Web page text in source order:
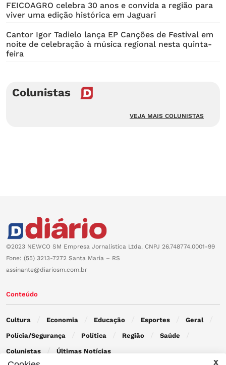
FEICOAGRO celebra 30 anos e convida a região para
viver uma edição histórica em Jaguari
Cantor Igor Tadielo lança EP Canções de Festival em
noite de celebração à música regional nesta quinta-
feira
Colunistas
VEJA MAIS COLUNISTAS
©2023 NEWCO SM Empresa Jornalística Ltda. CNPJ 26.748774.0001-99
Fone: (55) 3213-7272 Santa Maria – RS
assinante@diariosm.com.br
Conteúdo
Cultura Economia Educação Esportes Geral
Polícia/Segurança Política Região Saúde
Colunistas Últimas Notícias